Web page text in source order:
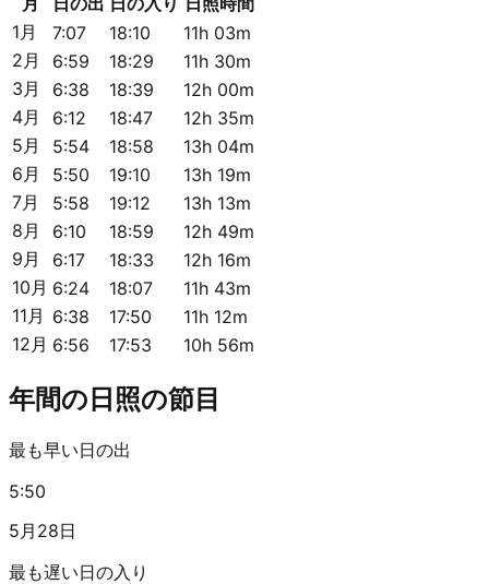
1月
7:07 18:10
11h 03m
2月
6:59 18:29
11h 30m
3月
6:38 18:39
12h 00m
4月
6:12 18:47
12h 35m
5月
5:54 18:58
13h 04m
6月
5:50 19:10
13h 19m
7月
5:58 19:12
13h 13m
8月
6:10 18:59
12h 49m
9月
6:17 18:33
12h 16m
10月 6:24 18:07
11h 43m
11月 6:38 17:50
11h 12m
12月 6:56 17:53 10h 56m
年間の日照の節目
最も早い日の出
5:50
5月28日
最も遅い日の入り